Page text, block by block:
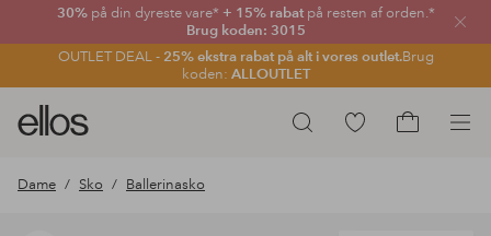
30% på din dyreste vare* + 15% rabatpå resten af orden.*
Brug koden: 3015
OUTLET DEAL - 25% ekstra rabat på alt i vores outlet.Brug
koden: ALLOUTLET
Luk
Søg
Ellos
logo
gå
Gå
Dame Sko Ballerinasko